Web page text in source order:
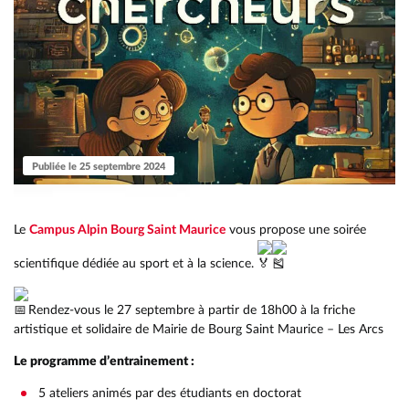
Publiée le 25 septembre 2024
Le Campus Alpin Bourg Saint Maurice vous propose une soirée
scientifique dédiée au sport et à la science.
Rendez-vous le 27 septembre à partir de 18h00 à la friche
artistique et solidaire de Mairie de Bourg Saint Maurice – Les Arcs
Le programme d’entrainement :
5 ateliers animés par des étudiants en doctorat